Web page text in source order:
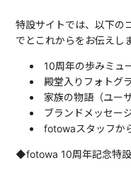
特設サイトでは、以下の
でとこれからをお伝えし
10周年の歩みミュ
殿堂入りフォトグ
家族の物語（ユー
ブランドメッセー
fotowaスタッフか
◆fotowa 10周年記念特設